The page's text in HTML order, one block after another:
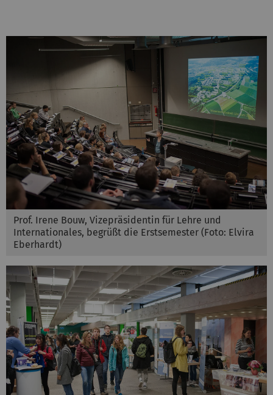
Prof. Irene Bouw, Vizepräsidentin für Lehre und
Internationales, begrüßt die Erstsemester (Foto: Elvira
Eberhardt)